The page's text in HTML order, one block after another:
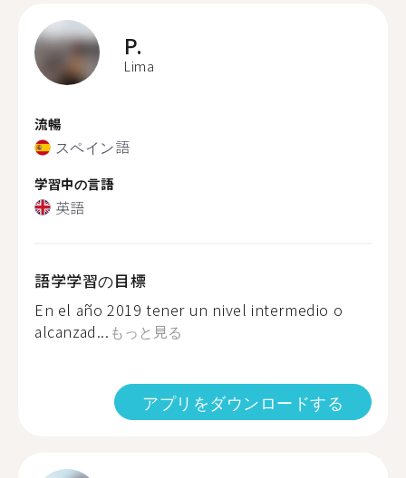
P.
Lima
流暢
スペイン語
学習中の言語
英語
語学学習の目標
En el año 2019 tener un nivel intermedio o
alcanzad... もっと見る
アプリをダウンロードする